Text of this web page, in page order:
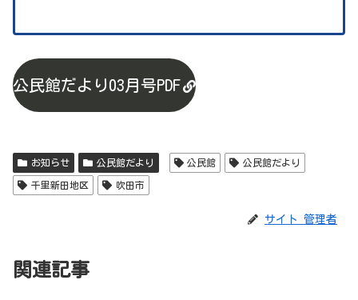
公民館だより03月号PDF
お知らせ 公民館だより 公民館 公民館だより
千里新田地区 吹田市
サイト 管理者
関連記事